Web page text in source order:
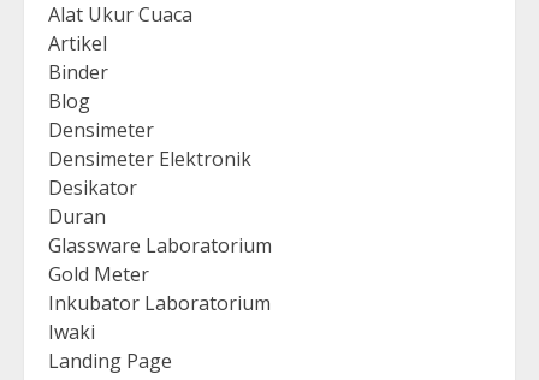
Alat Ukur Cuaca
Artikel
Binder
Blog
Densimeter
Densimeter Elektronik
Desikator
Duran
Glassware Laboratorium
Gold Meter
Inkubator Laboratorium
Iwaki
Landing Page